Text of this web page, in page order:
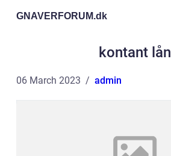
GNAVERFORUM.dk
kontant lån
06 March 2023 admin